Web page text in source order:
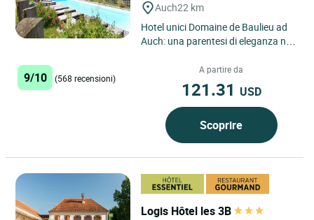
Auch22 km
Hotel unici Domaine de Baulieu ad
Auch: una parentesi di eleganza nel
soli tre chilometri...
9/10 (568 recensioni)
A partire da
121.31 USD
Scoprire
Logis Hôtel les 3B